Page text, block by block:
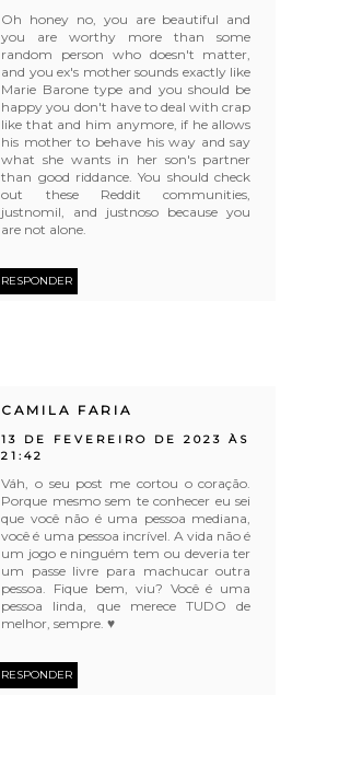
Oh honey no, you are beautiful and
you are worthy more than some
random person who doesn't matter,
and you ex's mother sounds exactly like
Marie Barone type and you should be
happy you don't have to deal with crap
like that and him anymore, if he allows
his mother to behave his way and say
what she wants in her son's partner
than good riddance. You should check
out these Reddit communities,
justnomil, and justnoso because you
are not alone.
RESPONDER
CAMILA FARIA
13 DE FEVEREIRO DE 2023 ÀS
21:42
Váh, o seu post me cortou o coração.
Porque mesmo sem te conhecer eu sei
que você não é uma pessoa mediana,
você é uma pessoa incrível. A vida não é
um jogo e ninguém tem ou deveria ter
um passe livre para machucar outra
pessoa. Fique bem, viu? Você é uma
pessoa linda, que merece TUDO de
melhor, sempre. ♥
RESPONDER